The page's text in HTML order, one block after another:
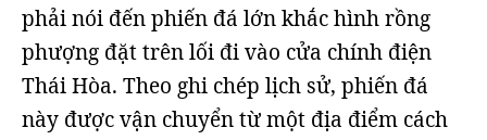
phải nói đến phiến đá lớn khắc hình rồng
phượng đặt trên lối đi vào cửa chính điện
Thái Hòa. Theo ghi chép lịch sử, phiến đá
này được vận chuyển từ một địa điểm cách